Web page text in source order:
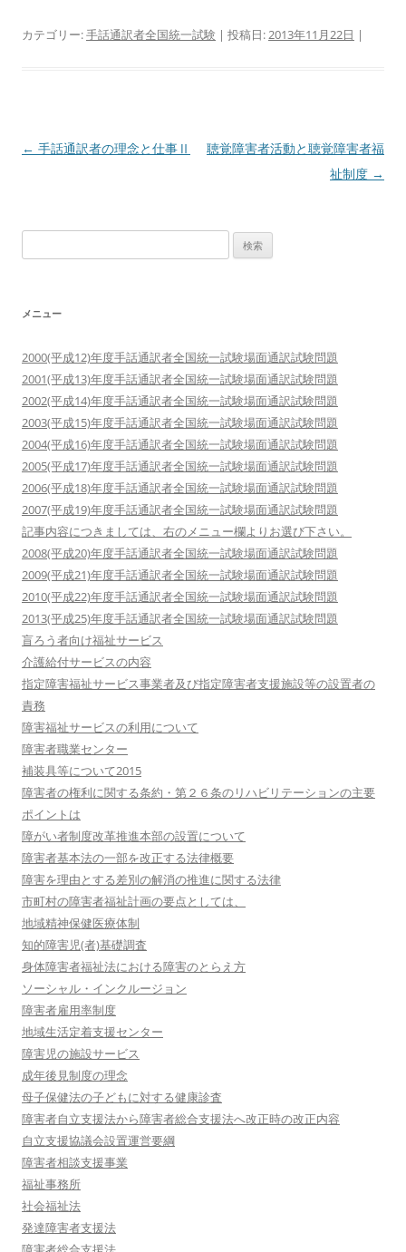
カテゴリー:手話通訳者全国統一試験 | 投稿日:2013年11月22日 |
投
ン
← 手話通訳者の理念と仕事Ⅱ
聴覚障害者活動と聴覚障害者福
祉制度 →
索:
メニュー
2000(平成12)年度手話通訳者全国統一試験場面通訳試験問題
2001(平成13)年度手話通訳者全国統一試験場面通訳試験問題
2002(平成14)年度手話通訳者全国統一試験場面通訳試験問題
2003(平成15)年度手話通訳者全国統一試験場面通訳試験問題
2004(平成16)年度手話通訳者全国統一試験場面通訳試験問題
2005(平成17)年度手話通訳者全国統一試験場面通訳試験問題
2006(平成18)年度手話通訳者全国統一試験場面通訳試験問題
2007(平成19)年度手話通訳者全国統一試験場面通訳試験問題
記事内容につきましては、右のメニュー欄よりお選び下さい。
2008(平成20)年度手話通訳者全国統一試験場面通訳試験問題
2009(平成21)年度手話通訳者全国統一試験場面通訳試験問題
2010(平成22)年度手話通訳者全国統一試験場面通訳試験問題
2013(平成25)年度手話通訳者全国統一試験場面通訳試験問題
盲ろう者向け福祉サービス
介護給付サービスの内容
指定障害福祉サービス事業者及び指定障害者支援施設等の設置者の
責務
障害福祉サービスの利用について
障害者職業センター
補装具等について2015
障害者の権利に関する条約・第２６条のリハビリテーションの主要
ポイントは
障がい者制度改革推進本部の設置について
障害者基本法の一部を改正する法律概要
障害を理由とする差別の解消の推進に関する法律
市町村の障害者福祉計画の要点としては、
地域精神保健医療体制
知的障害児(者)基礎調査
身体障害者福祉法における障害のとらえ方
ソーシャル・インクルージョン
障害者雇用率制度
地域生活定着支援センター
障害児の施設サービス
成年後見制度の理念
母子保健法の子どもに対する健康診査
障害者自立支援法から障害者総合支援法へ改正時の改正内容
自立支援協議会設置運営要綱
障害者相談支援事業
福祉事務所
社会福祉法
発達障害者支援法